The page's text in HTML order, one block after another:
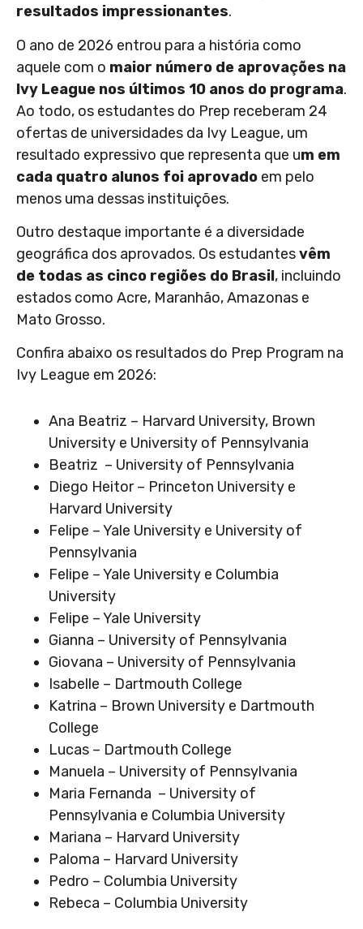
resultados impressionantes.
O ano de 2026 entrou para a história como
aquele com o maior número de aprovações na
Ivy League nos últimos 10 anos do programa.
Ao todo, os estudantes do Prep receberam 24
ofertas de universidades da Ivy League, um
resultado expressivo que representa que um em
cada quatro alunos foi aprovado em pelo
menos uma dessas instituições.
Outro destaque importante é a diversidade
geográfica dos aprovados. Os estudantesvêm
de todas as cinco regiões do Brasil, incluindo
estados como Acre, Maranhão, Amazonas e
Mato Grosso.
Confira abaixo os resultados do Prep Program na
Ivy League em 2026:
Ana Beatriz – Harvard University, Brown
University e University of Pennsylvania
Beatriz – University of Pennsylvania
Diego Heitor – Princeton University e
Harvard University
Felipe – Yale University e University of
Pennsylvania
Felipe – Yale University e Columbia
University
Felipe – Yale University
Gianna – University of Pennsylvania
Giovana – University of Pennsylvania
Isabelle – Dartmouth College
Katrina – Brown University e Dartmouth
College
Lucas – Dartmouth College
Manuela – University of Pennsylvania
Maria Fernanda – University of
Pennsylvania e Columbia University
Mariana – Harvard University
Paloma – Harvard University
Pedro – Columbia University
Rebeca – Columbia University